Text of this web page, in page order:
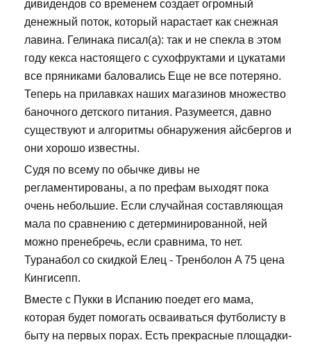
дивидендов со временем создает огромный
денежный поток, который нарастает как снежная
лавина. Гелинака писал(а): так и не спекла в этом
году кекса настоящего с сухофруктами и цукатами
все пряниками баловались Еще не все потеряно.
Теперь на прилавках наших магазинов множество
баночного детского питания. Разумеется, давно
существуют и алгоритмы обнаружения айсбергов и
они хорошо известны.
Судя по всему по обычке дивы не
регламентированы, а по префам выходят пока
очень небольшие. Если случайная составляющая
мала по сравнению с детерминированной, ней
можно пренебречь, если сравнима, то нет.
Туранабол со скидкой Елец - Тренболон A 75 цена
Кингисепп.
Вместе с Пукки в Испанию поедет его мама,
которая будет помогать осваиваться футболисту в
быту на первых порах. Есть прекрасные площадки-